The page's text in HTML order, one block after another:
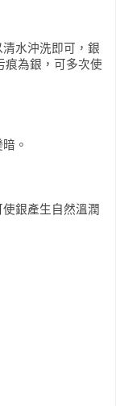
水沖洗即可，銀
痕為銀，可多次使
。
銀產生自然溫潤